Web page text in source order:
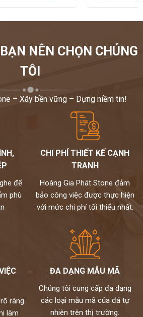
NÊN CHỌN CHÚNG
TÔI
– Xây bền vững – Dựng niềm tin!
để
phù
CHI PHÍ THIẾT KẾ CẠNH
TRANH
Hoàng Gia Phát Stone đảm
bảo công việc được thực hiện
với mức chi phí tối thiểu nhất.
ràng
làm
ĐA DẠNG MẪU MÃ
Chúng tôi cung cấp đa dạng
các loại mẫu mã của đá tự
nhiên trên thị trường.